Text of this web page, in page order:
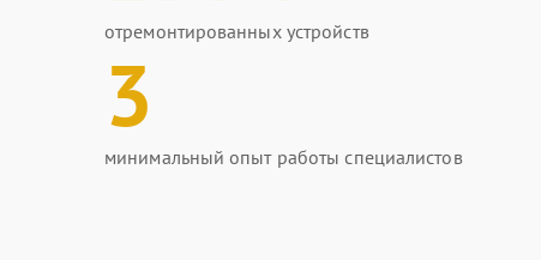
отремонтированных устройств
3
минимальный опыт работы специалистов